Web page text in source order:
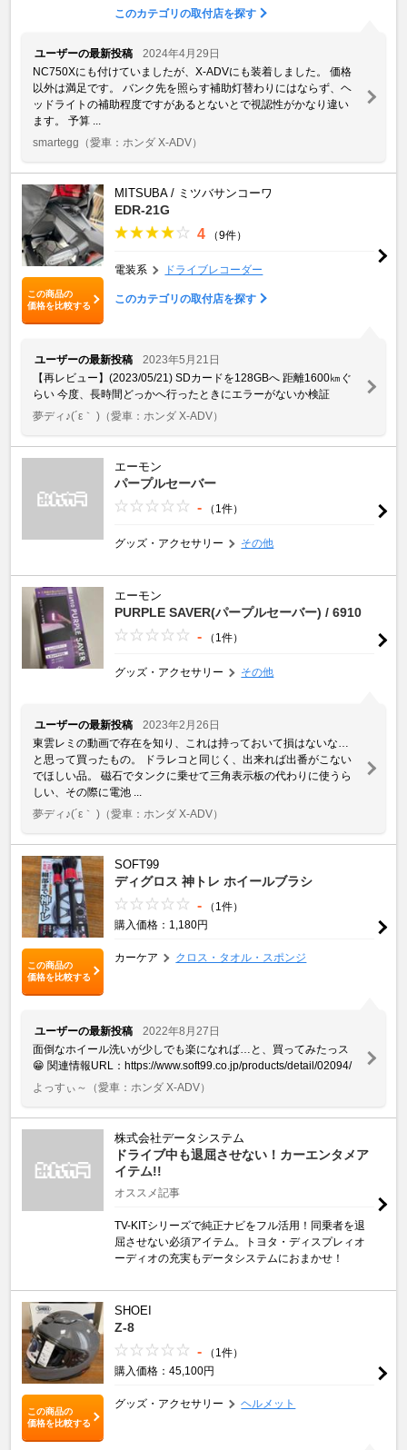
このカテゴリの取付店を探す
ユーザーの最新投稿
2024年4月29日
NC750Xにも付けていましたが、X-ADVにも装着しました。 価格
以外は満足です。 バンク先を照らす補助灯替わりにはならず、ヘ
ッドライトの補助程度ですがあるとないとで視認性がかなり違い
ます。 予算 ...
smartegg （愛車：ホンダ X-ADV）
この商品の
価格を比較する
MITSUBA / ミツバサンコーワ
EDR-21G
4 （9件）
電装系 ドライブレコーダー
このカテゴリの取付店を探す
ユーザーの最新投稿
2023年5月21日
【再レビュー】(2023/05/21) SDカードを128GBへ 距離1600㎞ぐ
らい 今度、長時間どっかへ行ったときにエラーがないか検証
夢ディ♪(´ε｀ ) （愛車：ホンダ X-ADV）
エーモン
パープルセーバー
- （1件）
グッズ・アクセサリー その他
エーモン
PURPLE SAVER(パープルセーバー) / 6910
- （1件）
グッズ・アクセサリー その他
ユーザーの最新投稿
2023年2月26日
東雲レミの動画で存在を知り、これは持っておいて損はないな…
と思って買ったもの。 ドラレコと同じく、出来れば出番がこない
でほしい品。 磁石でタンクに乗せて三角表示板の代わりに使うら
しい、その際に電池 ...
夢ディ♪(´ε｀ ) （愛車：ホンダ X-ADV）
この商品の
価格を比較する
SOFT99
ディグロス 神トレ ホイールブラシ
-
（1件）
購入価格：1,180円
カーケア クロス・タオル・スポンジ
ユーザーの最新投稿
2022年8月27日
面倒なホイール洗いが少しでも楽になれば…と、買ってみたっス
😁 関連情報URL：https://www.soft99.co.jp/products/detail/02094/
よっすぃ～
（愛車：ホンダ X-ADV）
株式会社データシステム
ドライブ中も退屈させない！カーエンタメア
イテム!!
オススメ記事
TV-KITシリーズで純正ナビをフル活用！同乗者を退
屈させない必須アイテム。トヨタ・ディスプレィオ
ーディオの充実もデータシステムにおまかせ！
この商品の
価格を比較する
SHOEI
Z-8
-
（1件）
購入価格：45,100円
グッズ・アクセサリー ヘルメット